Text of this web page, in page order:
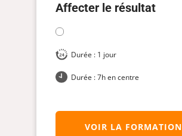
Affecter le résultat
Durée : 1 jour
Durée : 7h en centre
VOIR LA FORMATION